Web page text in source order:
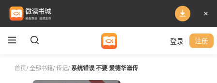
登录 注册
首页/ 全部书籍/ 传记/ 系统错误 不要 爱德华滋传